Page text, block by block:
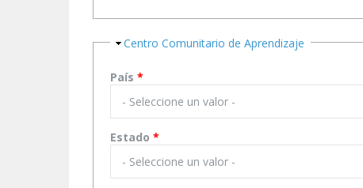
Ocultar
Centro Comunitario de Aprendizaje
País *
Estado *